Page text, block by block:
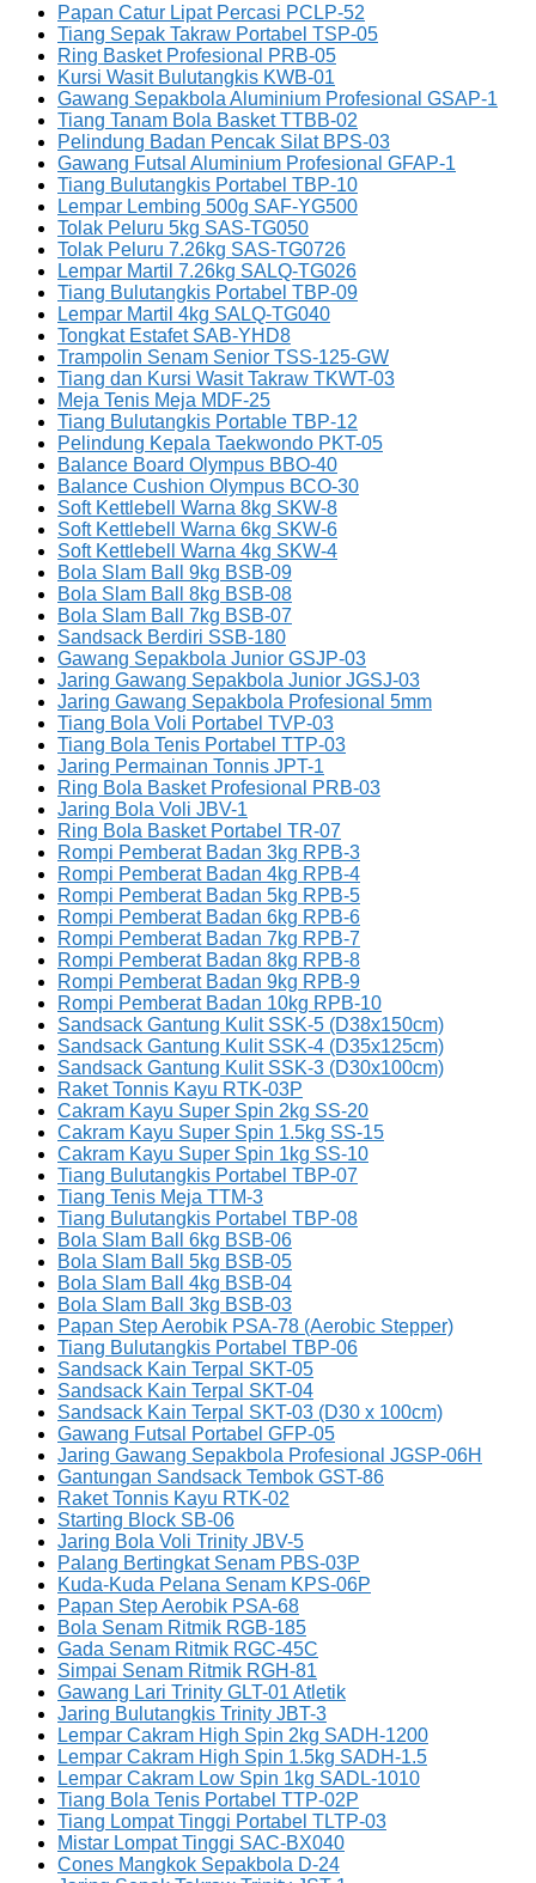
Papan Catur Lipat Percasi PCLP-52
Tiang Sepak Takraw Portabel TSP-05
Ring Basket Profesional PRB-05
Kursi Wasit Bulutangkis KWB-01
Gawang Sepakbola Aluminium Profesional GSAP-1
Tiang Tanam Bola Basket TTBB-02
Pelindung Badan Pencak Silat BPS-03
Gawang Futsal Aluminium Profesional GFAP-1
Tiang Bulutangkis Portabel TBP-10
Lempar Lembing 500g SAF-YG500
Tolak Peluru 5kg SAS-TG050
Tolak Peluru 7.26kg SAS-TG0726
Lempar Martil 7.26kg SALQ-TG026
Tiang Bulutangkis Portabel TBP-09
Lempar Martil 4kg SALQ-TG040
Tongkat Estafet SAB-YHD8
Trampolin Senam Senior TSS-125-GW
Tiang dan Kursi Wasit Takraw TKWT-03
Meja Tenis Meja MDF-25
Tiang Bulutangkis Portable TBP-12
Pelindung Kepala Taekwondo PKT-05
Balance Board Olympus BBO-40
Balance Cushion Olympus BCO-30
Soft Kettlebell Warna 8kg SKW-8
Soft Kettlebell Warna 6kg SKW-6
Soft Kettlebell Warna 4kg SKW-4
Bola Slam Ball 9kg BSB-09
Bola Slam Ball 8kg BSB-08
Bola Slam Ball 7kg BSB-07
Sandsack Berdiri SSB-180
Gawang Sepakbola Junior GSJP-03
Jaring Gawang Sepakbola Junior JGSJ-03
Jaring Gawang Sepakbola Profesional 5mm
Tiang Bola Voli Portabel TVP-03
Tiang Bola Tenis Portabel TTP-03
Jaring Permainan Tonnis JPT-1
Ring Bola Basket Profesional PRB-03
Jaring Bola Voli JBV-1
Ring Bola Basket Portabel TR-07
Rompi Pemberat Badan 3kg RPB-3
Rompi Pemberat Badan 4kg RPB-4
Rompi Pemberat Badan 5kg RPB-5
Rompi Pemberat Badan 6kg RPB-6
Rompi Pemberat Badan 7kg RPB-7
Rompi Pemberat Badan 8kg RPB-8
Rompi Pemberat Badan 9kg RPB-9
Rompi Pemberat Badan 10kg RPB-10
Sandsack Gantung Kulit SSK-5 (D38x150cm)
Sandsack Gantung Kulit SSK-4 (D35x125cm)
Sandsack Gantung Kulit SSK-3 (D30x100cm)
Raket Tonnis Kayu RTK-03P
Cakram Kayu Super Spin 2kg SS-20
Cakram Kayu Super Spin 1.5kg SS-15
Cakram Kayu Super Spin 1kg SS-10
Tiang Bulutangkis Portabel TBP-07
Tiang Tenis Meja TTM-3
Tiang Bulutangkis Portabel TBP-08
Bola Slam Ball 6kg BSB-06
Bola Slam Ball 5kg BSB-05
Bola Slam Ball 4kg BSB-04
Bola Slam Ball 3kg BSB-03
Papan Step Aerobik PSA-78 (Aerobic Stepper)
Tiang Bulutangkis Portabel TBP-06
Sandsack Kain Terpal SKT-05
Sandsack Kain Terpal SKT-04
Sandsack Kain Terpal SKT-03 (D30 x 100cm)
Gawang Futsal Portabel GFP-05
Jaring Gawang Sepakbola Profesional JGSP-06H
Gantungan Sandsack Tembok GST-86
Raket Tonnis Kayu RTK-02
Starting Block SB-06
Jaring Bola Voli Trinity JBV-5
Palang Bertingkat Senam PBS-03P
Kuda-Kuda Pelana Senam KPS-06P
Papan Step Aerobik PSA-68
Bola Senam Ritmik RGB-185
Gada Senam Ritmik RGC-45C
Simpai Senam Ritmik RGH-81
Gawang Lari Trinity GLT-01 Atletik
Jaring Bulutangkis Trinity JBT-3
Lempar Cakram High Spin 2kg SADH-1200
Lempar Cakram High Spin 1.5kg SADH-1.5
Lempar Cakram Low Spin 1kg SADL-1010
Tiang Bola Tenis Portabel TTP-02P
Tiang Lompat Tinggi Portabel TLTP-03
Mistar Lompat Tinggi SAC-BX040
Cones Mangkok Sepakbola D-24